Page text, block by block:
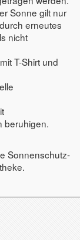
Sonne gilt nur
erneutes
nicht
T-Shirt und
beruhigen.
Sonnenschutz-